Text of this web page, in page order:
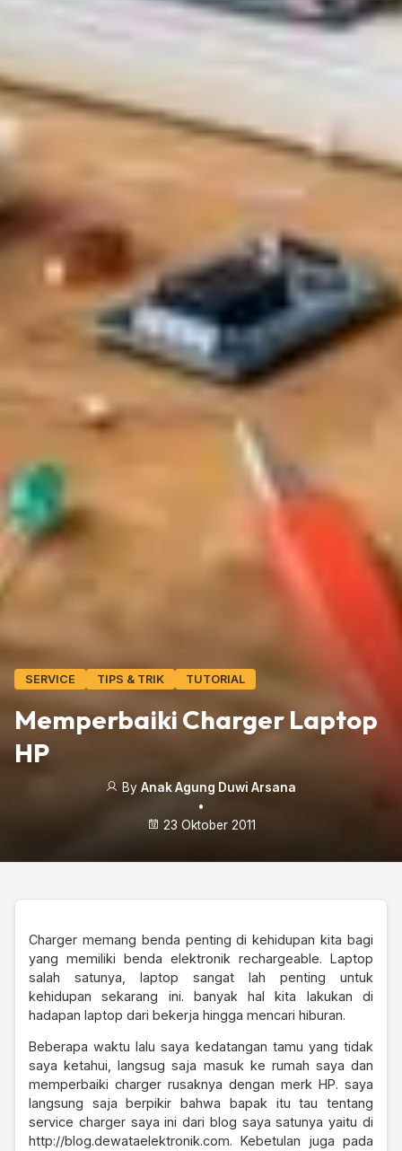
SERVICE TIPS & TRIK TUTORIAL
Memperbaiki Charger Laptop
HP
By Anak Agung Duwi Arsana
•
23 Oktober 2011
Charger memang benda penting di kehidupan kita bagi
yang memiliki benda elektronik rechargeable. Laptop
salah satunya, laptop sangat lah penting untuk
kehidupan sekarang ini. banyak hal kita lakukan di
hadapan laptop dari bekerja hingga mencari hiburan.
Beberapa waktu lalu saya kedatangan tamu yang tidak
saya ketahui, langsug saja masuk ke rumah saya dan
memperbaiki charger rusaknya dengan merk HP. saya
langsung saja berpikir bahwa bapak itu tau tentang
service charger saya ini dari blog saya satunya yaitu di
http://blog.dewataelektronik.com. Kebetulan juga pada